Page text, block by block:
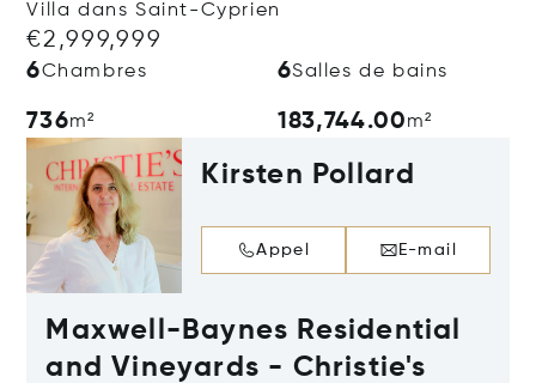
Villa dans Saint-Cyprien
€2,999,999
6Chambres 6Salles de bains
736m² 183,744.00m²
Kirsten Pollard
Appel E-mail
Maxwell-Baynes Residential
and Vineyards - Christie's